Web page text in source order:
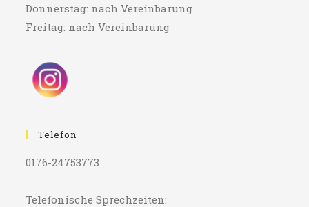
Donnerstag: nach Vereinbarung
Freitag: nach Vereinbarung
Telefon
0176-24753773
Telefonische Sprechzeiten: